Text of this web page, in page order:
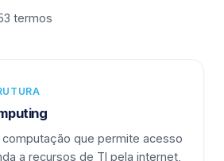
termos
que permite acesso
a recursos de TI pela internet,